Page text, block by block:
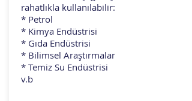
rahatlıkla kullanılabilir:
* Petrol
* Kimya Endüstrisi
* Gıda Endüstrisi
* Bilimsel Araştırmalar
* Temiz Su Endüstrisi
v.b